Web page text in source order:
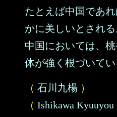
たとえば中国であ
かに美しいとされる
中国においては、
体が強く根づいてい
（ 石川九楊 ）
（ Ishikawa Kyuuyou